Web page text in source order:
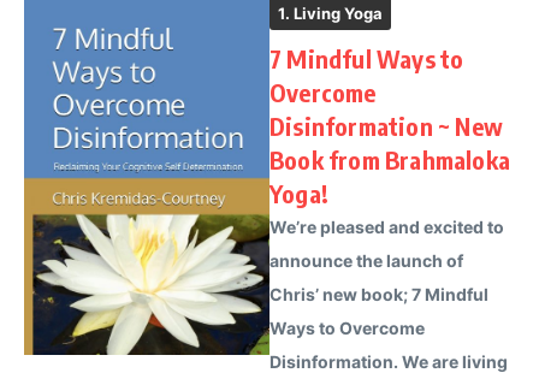
1. Living Yoga
7 Mindful Ways to
Overcome
Disinformation ~ New
Book from Brahmaloka
Yoga!
We’re pleased and excited to
announce the launch of
Chris’ new book; 7 Mindful
Ways to Overcome
Disinformation. We are living